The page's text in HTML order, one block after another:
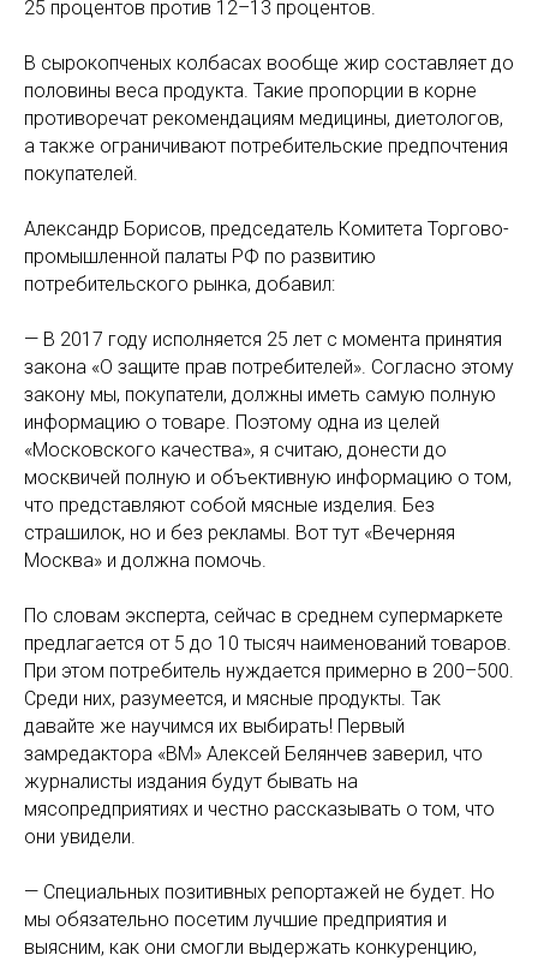
25 процентов против 12–13 процентов.
В сырокопченых колбасах вообще жир составляет до
половины веса продукта. Такие пропорции в корне
противоречат рекомендациям медицины, диетологов,
а также ограничивают потребительские предпочтения
покупателей.
Александр Борисов, председатель Комитета Торгово-
промышленной палаты РФ по развитию
потребительского рынка, добавил:
— В 2017 году исполняется 25 лет с момента принятия
закона «О защите прав потребителей». Согласно этому
закону мы, покупатели, должны иметь самую полную
информацию о товаре. Поэтому одна из целей
«Московского качества», я считаю, донести до
москвичей полную и объективную информацию о том,
что представляют собой мясные изделия. Без
страшилок, но и без рекламы. Вот тут «Вечерняя
Москва» и должна помочь.
По словам эксперта, сейчас в среднем супермаркете
предлагается от 5 до 10 тысяч наименований товаров.
При этом потребитель нуждается примерно в 200–500.
Среди них, разумеется, и мясные продукты. Так
давайте же научимся их выбирать! Первый
замредактора «ВМ» Алексей Белянчев заверил, что
журналисты издания будут бывать на
мясопредприятиях и честно рассказывать о том, что
они увидели.
— Специальных позитивных репортажей не будет. Но
мы обязательно посетим лучшие предприятия и
выясним, как они смогли выдержать конкуренцию,